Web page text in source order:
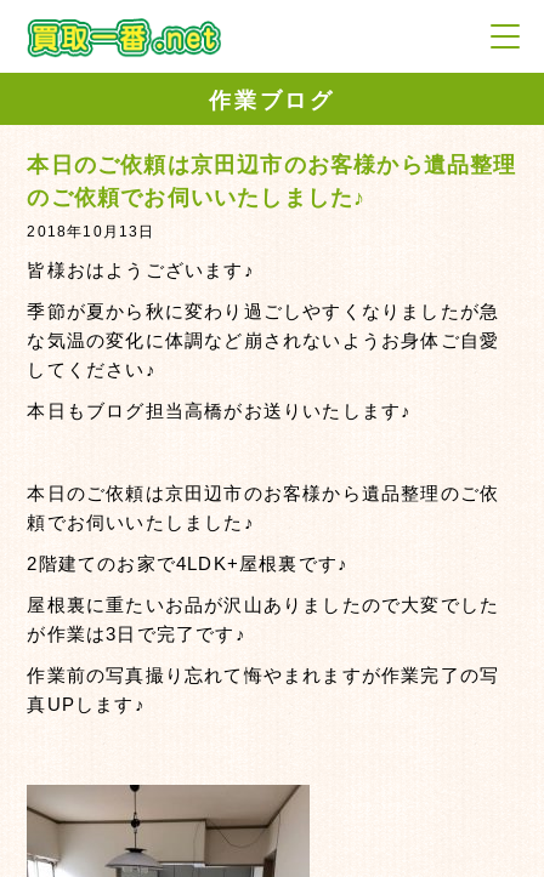
作業ブログ
本日のご依頼は京田辺市のお客様から遺品整理
のご依頼でお伺いいたしました♪
2018年10月13日
皆様おはようございます♪
季節が夏から秋に変わり過ごしやすくなりましたが急
な気温の変化に体調など崩されないようお身体ご自愛
してください♪
本日もブログ担当高橋がお送りいたします♪
本日のご依頼は京田辺市のお客様から遺品整理のご依
頼でお伺いいたしました♪
2階建てのお家で4LDK+屋根裏です♪
屋根裏に重たいお品が沢山ありましたので大変でした
が作業は3日で完了です♪
作業前の写真撮り忘れて悔やまれますが作業完了の写
真UPします♪